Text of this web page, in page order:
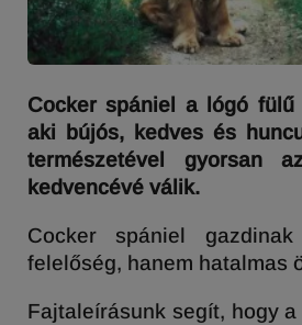
Cocker spániel a lógó fülű
aki bújós, kedves és
természetével gyorsan
kedvencévé válik.
Cocker spániel
felelőség, hanem hatalmas
Fajtaleírásunk segít, hogy